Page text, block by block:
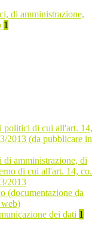
di amministrazione,
1
politici di cui all'art. 14,
2013 (da pubblicare in
amministrazione, di
di cui all'art. 14, co.
2013
(documentazione da
dei dati 1